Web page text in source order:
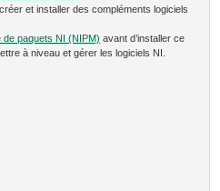
et installer des compléments logiciels
de paquets NI (NIPM) avant d’installer ce
à niveau et gérer les logiciels NI.